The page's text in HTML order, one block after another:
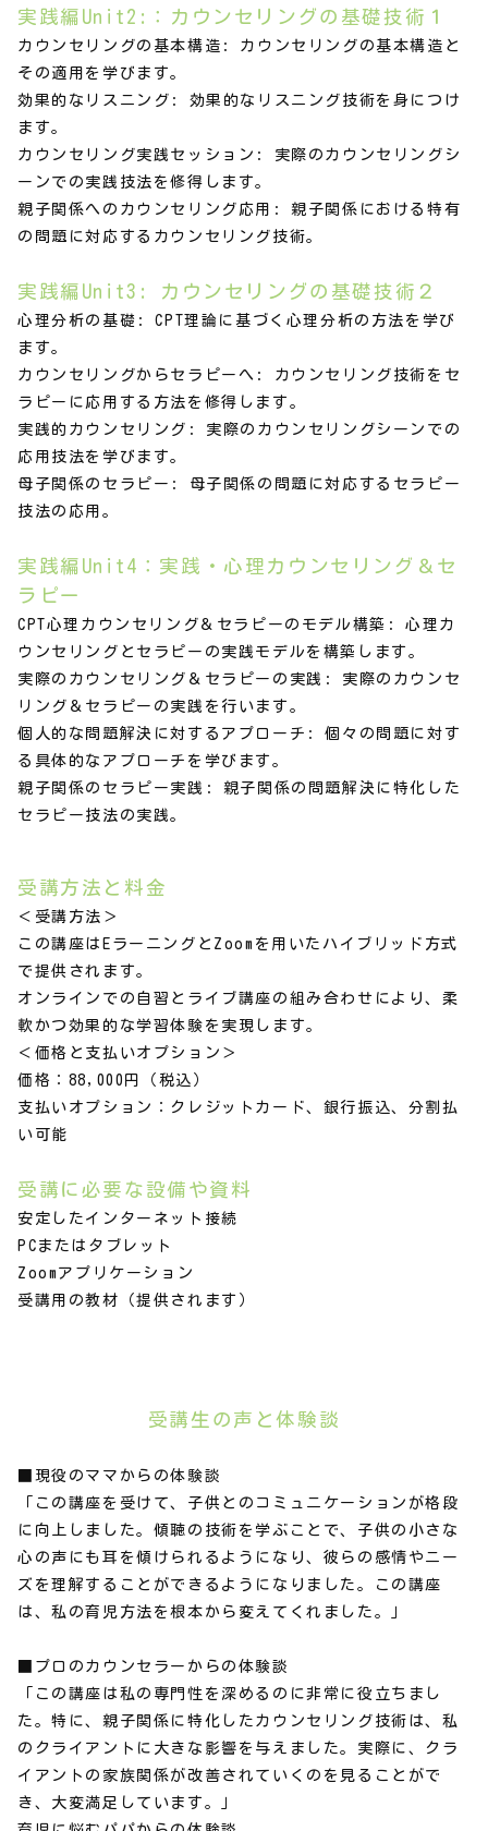
実践編Unit2:：カウンセリングの基礎技術１
カウンセリングの基本構造: カウンセリングの基本構造と
その適用を学びます。
効果的なリスニング: 効果的なリスニング技術を身につけ
ます。
カウンセリング実践セッション: 実際のカウンセリングシ
ーンでの実践技法を修得します。
親子関係へのカウンセリング応用: 親子関係における特有
の問題に対応するカウンセリング技術。
実践編Unit3: カウンセリングの基礎技術２
心理分析の基礎: CPT理論に基づく心理分析の方法を学び
ます。
カウンセリングからセラピーへ: カウンセリング技術をセ
ラピーに応用する方法を修得します。
実践的カウンセリング: 実際のカウンセリングシーンでの
応用技法を学びます。
母子関係のセラピー: 母子関係の問題に対応するセラピー
技法の応用。
実践編Unit4：実践・心理カウンセリング＆セ
ラピー
CPT心理カウンセリング＆セラピーのモデル構築: 心理カ
ウンセリングとセラピーの実践モデルを構築します。
実際のカウンセリング＆セラピーの実践: 実際のカウンセ
リング＆セラピーの実践を行います。
個人的な問題解決に対するアプローチ: 個々の問題に対す
る具体的なアプローチを学びます。
親子関係のセラピー実践: 親子関係の問題解決に特化した
セラピー技法の実践。
受講方法と料金
＜受講方法＞
この講座はEラーニングとZoomを用いたハイブリッド方式
で提供されます。
オンラインでの自習とライブ講座の組み合わせにより、柔
軟かつ効果的な学習体験を実現します。
＜価格と支払いオプション＞
価格：88,000円（税込）
支払いオプション：クレジットカード、銀行振込、分割払
い可能
受講に必要な設備や資料
安定したインターネット接続
PCまたはタブレット
Zoomアプリケーション
受講用の教材（提供されます）
受講生の声と体験談
■現役のママからの体験談
「この講座を受けて、子供とのコミュニケーションが格段
に向上しました。傾聴の技術を学ぶことで、子供の小さな
心の声にも耳を傾けられるようになり、彼らの感情やニー
ズを理解することができるようになりました。この講座
は、私の育児方法を根本から変えてくれました。」
■プロのカウンセラーからの体験談
「この講座は私の専門性を深めるのに非常に役立ちまし
た。特に、親子関係に特化したカウンセリング技術は、私
のクライアントに大きな影響を与えました。実際に、クラ
イアントの家族関係が改善されていくのを見ることがで
き、大変満足しています。」